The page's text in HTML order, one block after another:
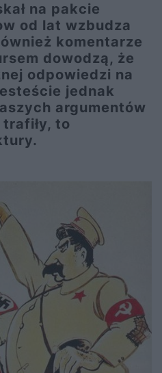
na pakcie
od lat wzbudza
komentarze
dowodzą, że
odpowiedzi na
jednak
argumentów
to